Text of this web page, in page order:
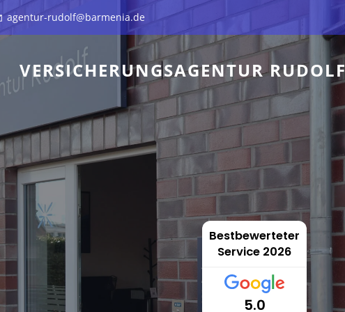
agentur-rudolf@barmenia.de
VERSICHERUNGSAGENTUR RUDOLF
Bestbewerteter
Service 2026
5.0